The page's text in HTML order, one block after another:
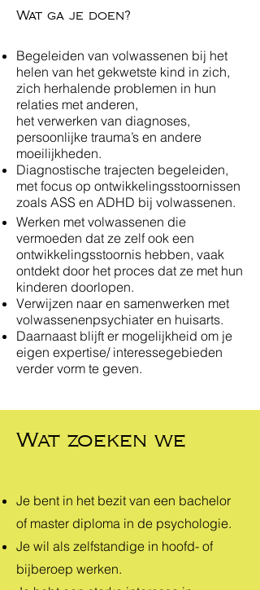
Wat ga je doen?
Begeleiden van volwassenen bij het
helen van het gekwetste kind in zich,
zich herhalende problemen in hun
relaties met anderen,
het verwerken van diagnoses,
persoonlijke trauma’s en andere
moeilijkheden.
Diagnostische trajecten begeleiden,
met focus op ontwikkelingsstoornissen
zoals ASS en ADHD bij volwassenen.
Werken met volwassenen die
vermoeden dat ze zelf ook een
ontwikkelingsstoornis hebben, vaak
ontdekt door het proces dat ze met hun
kinderen doorlopen.
Verwijzen naar en samenwerken met
volwassenenpsychiater en huisarts.
Daarnaast blijft er mogelijkheid om je
eigen expertise/ interessegebieden
verder vorm te geven.
Wat zoeken we
Je bent in het bezit van een bachelor
of master diploma in de psychologie.
Je wil als zelfstandige in hoofd- of
bijberoep werken.